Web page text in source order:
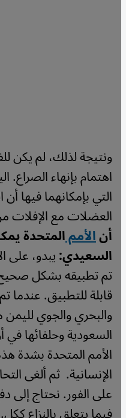
ونتيجة لذلك، لم يكن
اهتمام بإنهاء الصراع.
التي بإمكانهما فيها
العضلات مع الإفلات
أنالأممالمتحدة
السعيدي:يبدو، على
تم تطبيقه بشكل
قابلة للتطبيق.عندما
والبحري والجوي
الأمم المتحدة بشدة
الإنسانية. ثم ألغى
على الفور. نحتاج إلى